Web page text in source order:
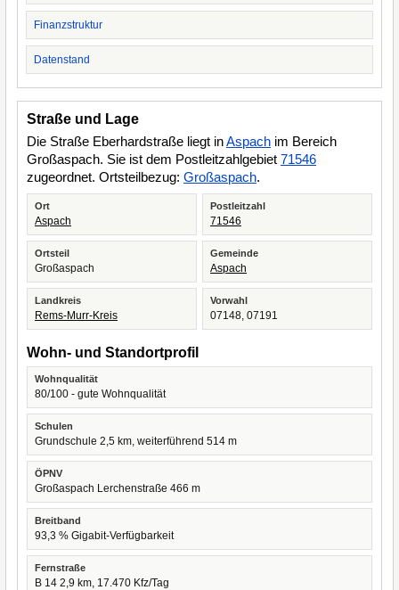
Finanzstruktur
Datenstand
Straße und Lage
Die Straße Eberhardstraße liegt inAspach im Bereich
Großaspach. Sie ist dem Postleitzahlgebiet 71546
zugeordnet. Ortsteilbezug: Großaspach.
Ort
Aspach
Postleitzahl
71546
Ortsteil
Großaspach
Gemeinde
Aspach
Landkreis
Rems-Murr-Kreis
Vorwahl
07148, 07191
Wohn- und Standortprofil
Wohnqualität
80/100 - gute Wohnqualität
Schulen
Grundschule 2,5 km, weiterführend 514 m
ÖPNV
Großaspach Lerchenstraße 466 m
Breitband
93,3 % Gigabit-Verfügbarkeit
Fernstraße
B 14 2,9 km, 17.470 Kfz/Tag